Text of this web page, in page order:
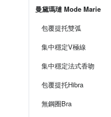
曼黛瑪璉 Mode Marie
包覆提托雙弧
集中穩定V極線
集中穩定法式香吻
包覆提托Hibra
無鋼圈Bra